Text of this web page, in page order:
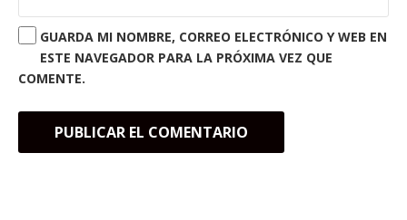
GUARDA MI NOMBRE, CORREO ELECTRÓNICO Y WEB EN
ESTE NAVEGADOR PARA LA PRÓXIMA VEZ QUE
COMENTE.